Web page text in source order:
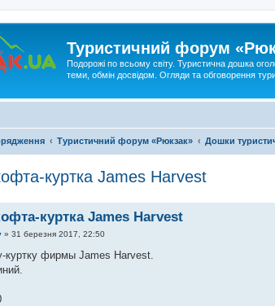
Туристичний форум
Подорожі по всьому світу. Туристична дошка
теми, обмін досвідом. Огляди та обговорення
Туристичний форум «Рюкзак» Дошки
куртка James Harvest
куртка James Harvest
» 31 березня 2017, 22:50
куртку фирмы James Harvest.